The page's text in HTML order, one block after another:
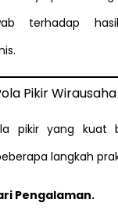
terhadap
Pikir
pikir yang kuat
langkah
Pengalaman.